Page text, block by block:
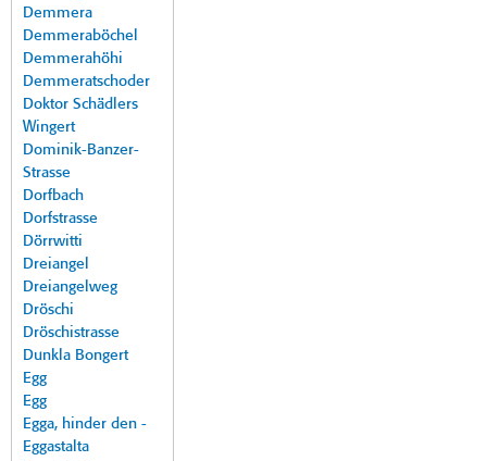
Demmera
Demmeraböchel
Demmerahöhi
Demmeratschoder
Doktor Schädlers
Wingert
Dominik-Banzer-
Strasse
Dorfbach
Dorfstrasse
Dörrwitti
Dreiangel
Dreiangelweg
Dröschi
Dröschistrasse
Dunkla Bongert
Egg
Egg
Egga, hinder den -
Eggastalta